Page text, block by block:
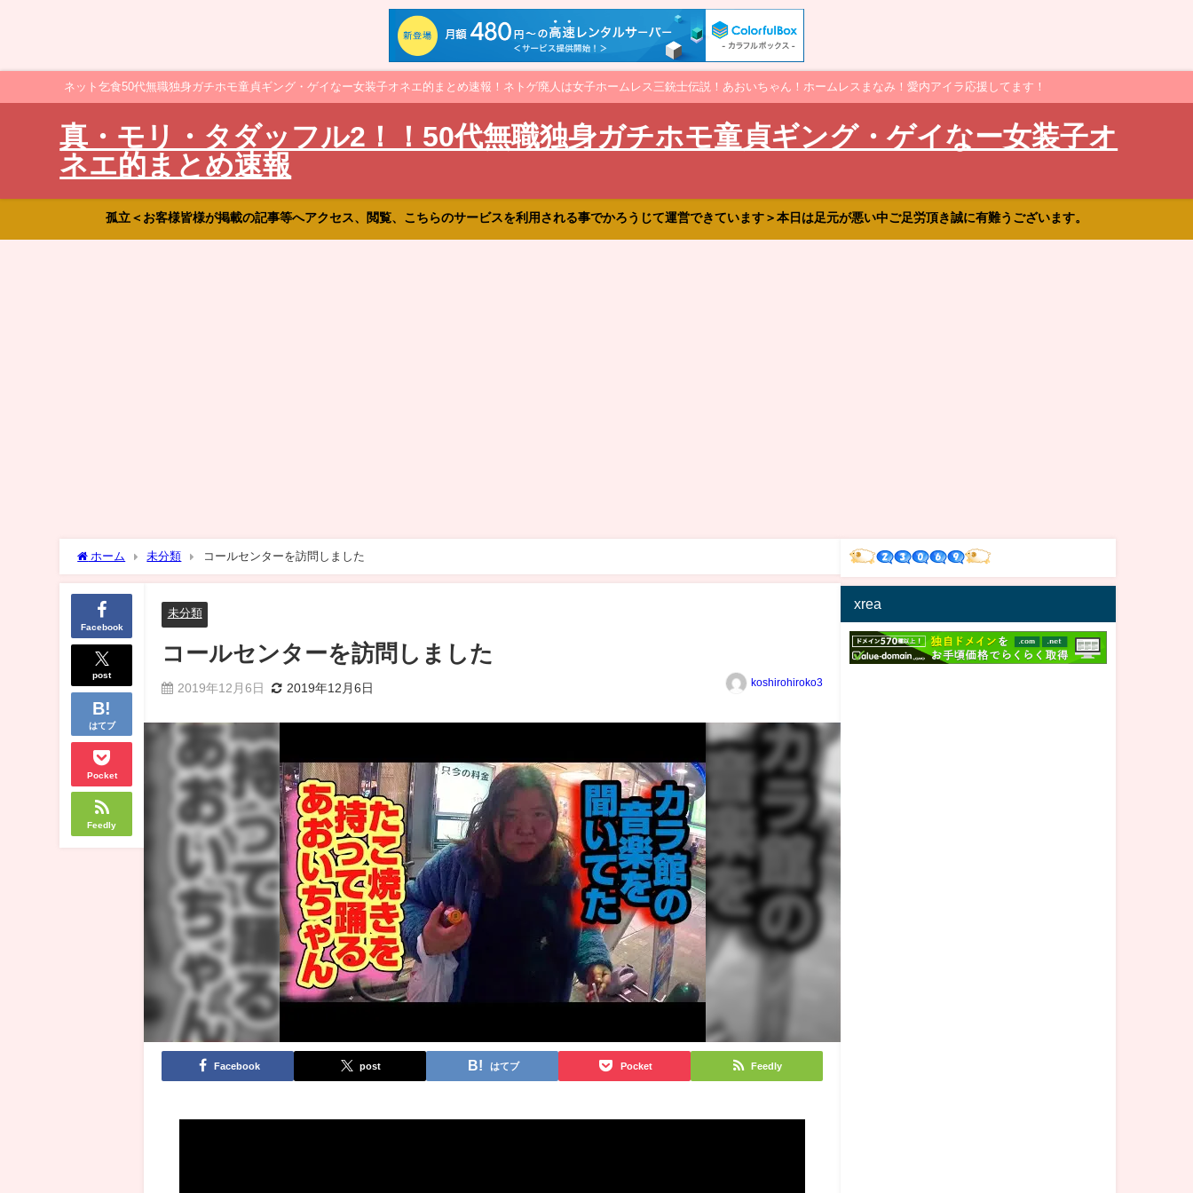
ネット乞食50代無職独身ガチホモ童貞ギング・ゲイなー女装子オネエ的まとめ速報！ネトゲ廃人は女子ホームレス三銃士伝説！あおいちゃん！ホームレスまなみ！愛内アイラ応援してます！
真・モリ・タダッフル2！！50代無職独身ガチホモ童貞ギング・ゲイなー女装子オ
ネエ的まとめ速報
孤立＜お客様皆様が掲載の記事等へアクセス、閲覧、こちらのサービスを利用される事でかろうじて運営できています＞本日は足元が悪い中ご足労頂き誠に有難うございます。
ホーム 未分類 コールセンターを訪問しました
Facebook
post
はてブ
Pocket
Feedly
未分類
コールセンターを訪問しました
2019年12月6日 2019年12月6日 koshirohiroko3
Facebook post はてブ Pocket Feedly
xrea